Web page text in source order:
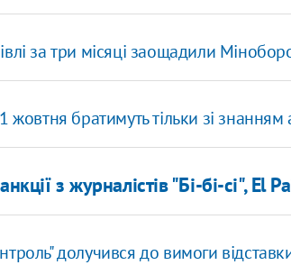
за три місяці заощадили
братимуть тільки зі знанням
з журналістів "Бі-бі-сі", El
долучився до вимоги